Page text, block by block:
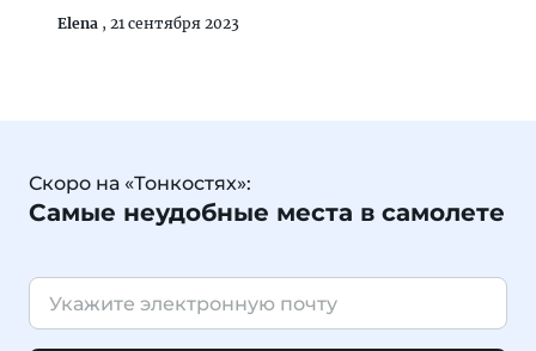
Elena , 21 сентября 2023
Скоро на «Тонкостях»:
Самые неудобные места в самолете